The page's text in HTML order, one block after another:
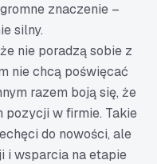
znaczenie –
silny.
nie poradzą sobie z
nie chcą poświęcać
razem boją się, że
pozycji w firmie. Takie
do nowości, ale
i wsparcia na etapie